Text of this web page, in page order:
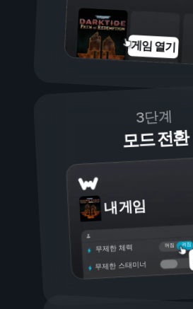
게임 열기
3단계
모드 전환
내 게임
켜짐
꺼짐
무제한 체력
무제한 스태미너